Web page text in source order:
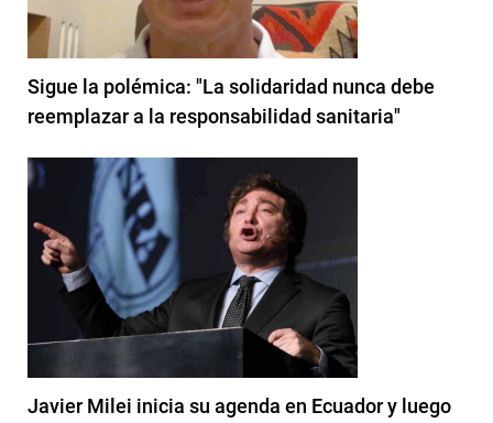
Sigue la polémica: "La solidaridad nunca debe
reemplazar a la responsabilidad sanitaria"
Javier Milei inicia su agenda en Ecuador y luego